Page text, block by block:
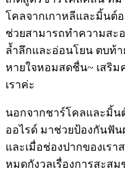
โคลจากเกาหลีและมิ้นต์
ช่วยสามารถทำความสะ
ล้ำลึกและอ่อนโยน ตบท้
หายใจหอมสดชื่น~ เสริม
เราค่ะ
นอกจากชาร์โคลและมิ้น
ออไรด์ มาช่วยป้องกันฟั
และเมื่อช่องปากของเรา
หมดกังวลเรื่องการสะสม